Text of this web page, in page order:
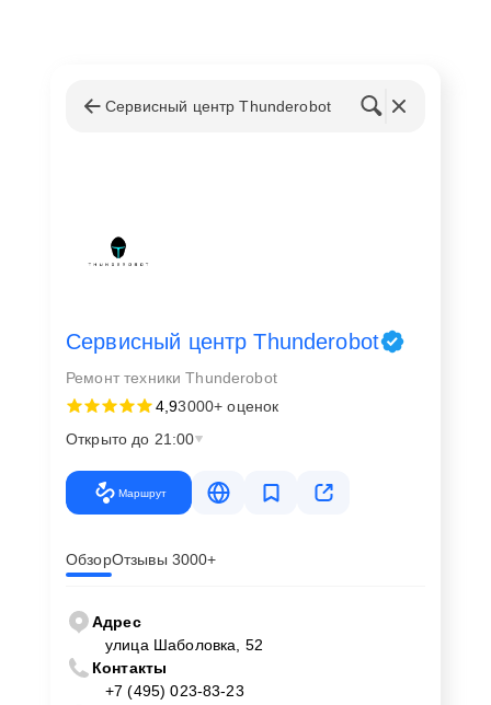
Сервисный центр Thunderobot
Сервисный центр Thunderobot
Ремонт техники Thunderobot
4,93000+ оценок
Открыто до 21:00
Маршрут
ОбзорОтзывы 3000+
Адрес
улица Шаболовка, 52
Контакты
+7 (495) 023-83-23